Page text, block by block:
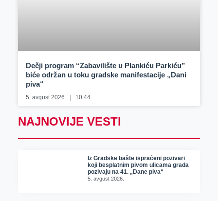
Dečji program “Zabavilište u Plankiću Parkiću”
biće održan u toku gradske manifestacije „Dani
piva“
5. avgust 2026. 10:44
NAJNOVIJE VESTI
Iz Gradske bašte ispraćeni pozivari
koji besplatnim pivom ulicama grada
pozivaju na 41. „Dane piva“
5. avgust 2026.